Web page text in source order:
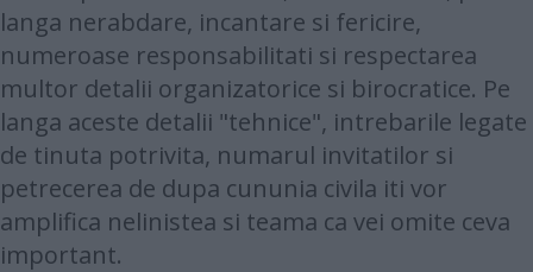
langa nerabdare, incantare si fericire,
numeroase responsabilitati si respectarea
multor detalii organizatorice si birocratice. Pe
langa aceste detalii "tehnice", intrebarile legate
de tinuta potrivita, numarul invitatilor si
petrecerea de dupa cununia civila iti vor
amplifica nelinistea si teama ca vei omite ceva
important.